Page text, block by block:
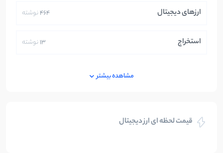
ارزهای دیجیتال 464نوشته
استخراج 13نوشته
بلاکچین
مشاهده بیشتر
قیمت لحظه ای ارز دیجیتال